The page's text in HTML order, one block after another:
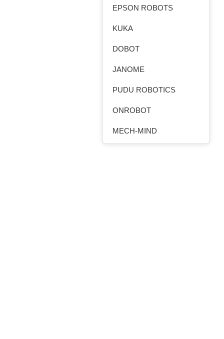
EPSON ROBOTS
KUKA
DOBOT
JANOME
PUDU ROBOTICS
ONROBOT
MECH-MIND